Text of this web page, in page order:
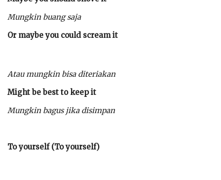
Mungkin buang saja
Or maybe you could scream it
Atau mungkin bisa diteriakan
Might be best to keep it
Mungkin bagus jika disimpan
To yourself (To yourself)